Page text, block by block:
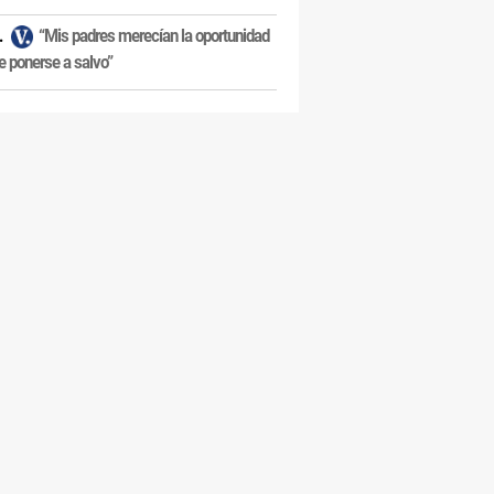
“Mis padres merecían la oportunidad
ponerse a salvo”